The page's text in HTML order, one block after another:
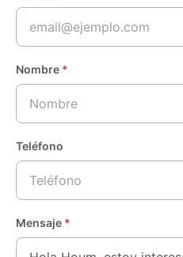
Nombre *
Teléfono
Mensaje *